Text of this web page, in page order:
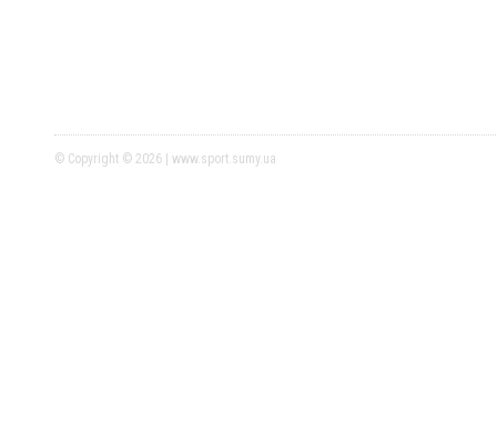
© Copyright © 2026 | www.sport.sumy.ua